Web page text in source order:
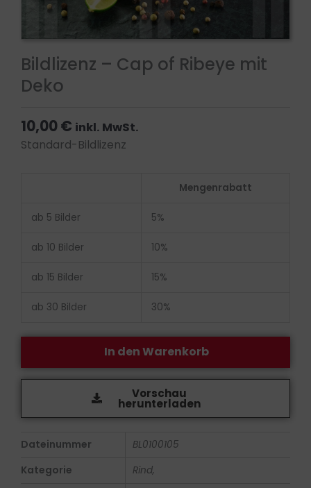
Bildlizenz – Cap of Ribeye mit
Deko
10,00€ inkl. MwSt.
Standard-Bildlizenz
Mengenrabatt
ab 5 Bilder 5%
ab 10 Bilder 10%
ab 15 Bilder 15%
ab 30 Bilder 30%
Cap
Ribeye
Deko
In den Warenkorb
Vorschau
herunterladen
Dateinummer BL0100105
Kategorie Rind,